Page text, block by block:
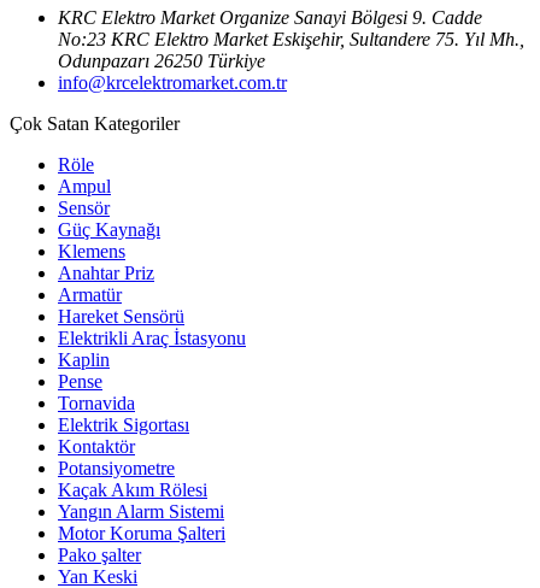
KRC Elektro Market Organize Sanayi Bölgesi 9. Cadde
No:23 KRC Elektro Market Eskişehir, Sultandere 75. Yıl Mh.,
Odunpazarı 26250 Türkiye
info@krcelektromarket.com.tr
Çok Satan Kategoriler
Röle
Ampul
Sensör
Güç Kaynağı
Klemens
Anahtar Priz
Armatür
Hareket Sensörü
Elektrikli Araç İstasyonu
Kaplin
Pense
Tornavida
Elektrik Sigortası
Kontaktör
Potansiyometre
Kaçak Akım Rölesi
Yangın Alarm Sistemi
Motor Koruma Şalteri
Pako şalter
Yan Keski